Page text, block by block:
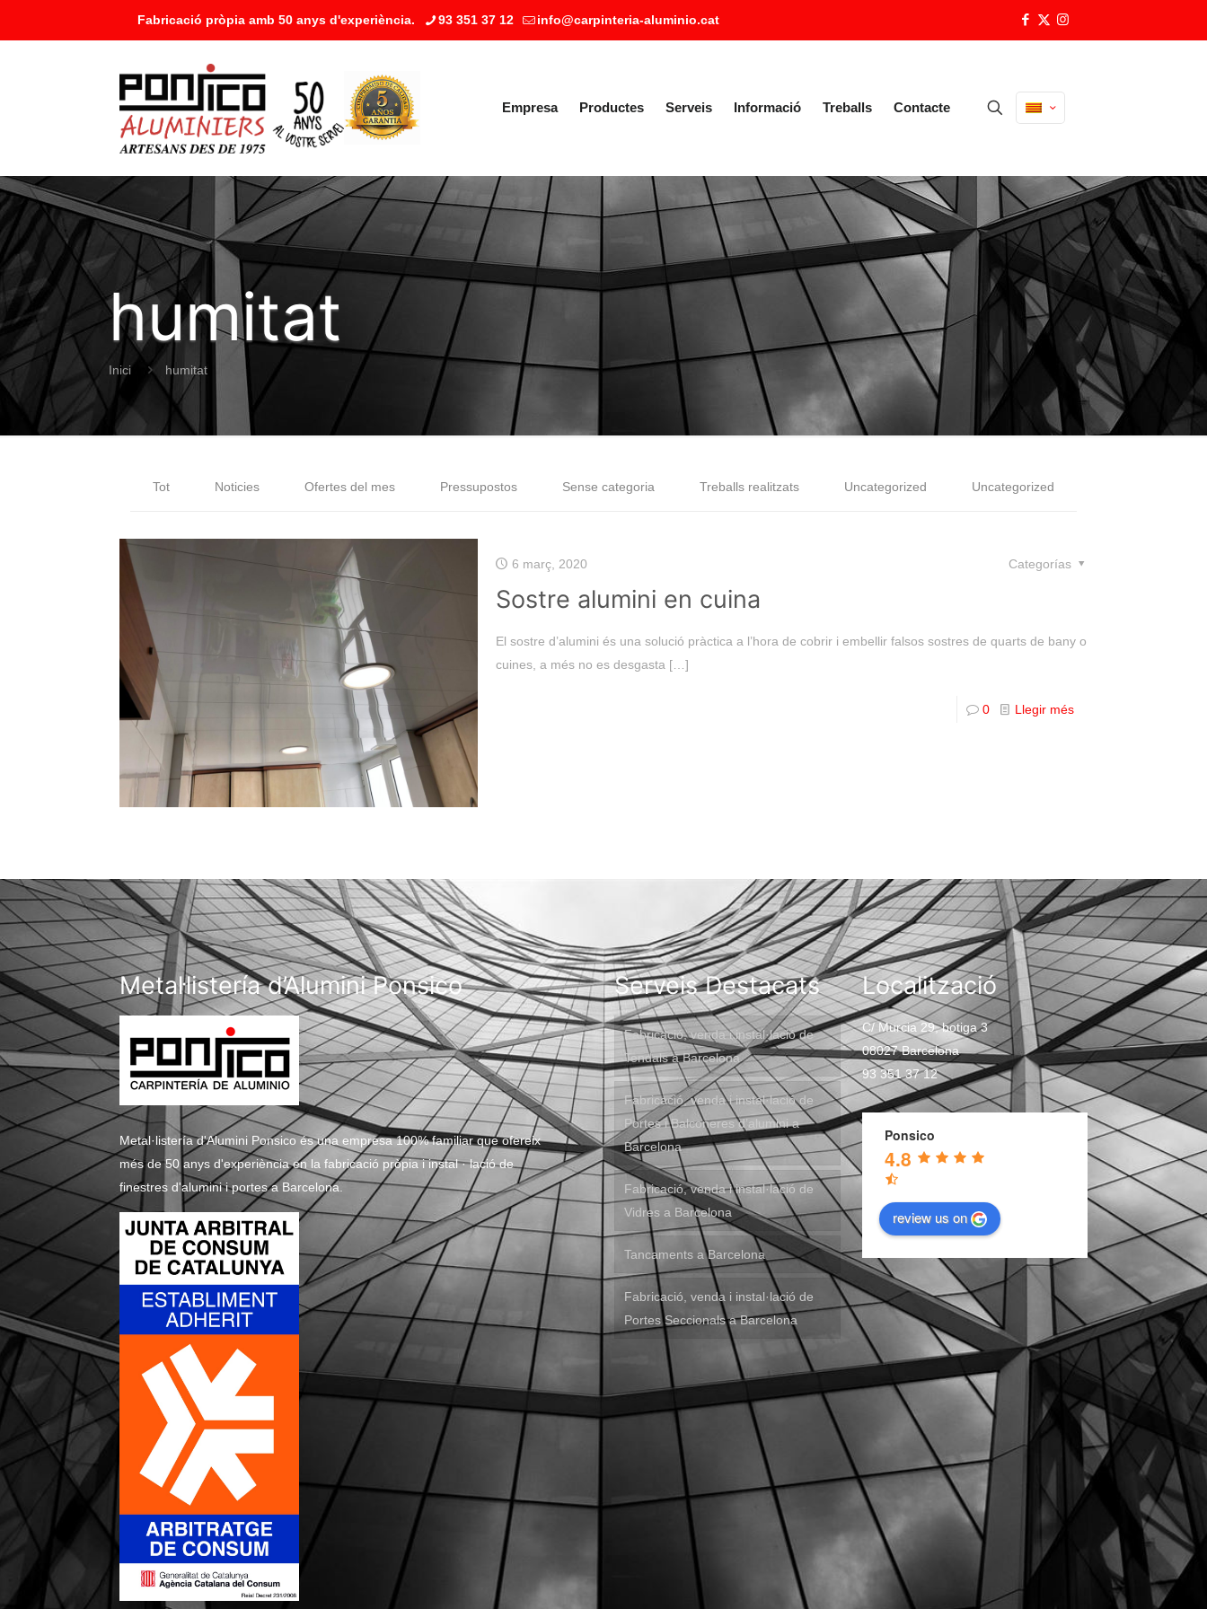
Fabricació pròpia amb 50 anys d'experiència. 93 351 37 12 info@carpinteria-aluminio.cat
Empresa Productes Serveis Informació Treballs Contacte
humitat
Inici humitat
Tot Noticies Ofertes del mes Pressupostos Sense categoria Treballs realitzats Uncategorized Uncategorized
6 març, 2020 Categorías
Sostre alumini en cuina
El sostre d’alumini és una solució pràctica a l’hora de cobrir i embellir falsos sostres de quarts de bany o
cuines, a més no es desgasta […]
0 Llegir més
Metal·listería d’Alumini Ponsico
Metal·listería d'Alumini Ponsico és una empresa 100% familiar que ofereix
més de 50 anys d'experiència en la fabricació pròpia i instal · lació de
finestres d'alumini i portes a Barcelona.
Serveis Destacats
Fabricació, venda i instal·lació de
Tendals a Barcelona
Fabricació, venda i instal·lació de
Portes i Balconeres d’alumini a
Barcelona
Fabricació, venda i instal·lació de
Vidres a Barcelona
Tancaments a Barcelona
Fabricació, venda i instal·lació de
Portes Seccionals a Barcelona
Localització
C/ Murcia 29, botiga 3
08027 Barcelona
93 351 37 12
Ponsico
4.8
review us on